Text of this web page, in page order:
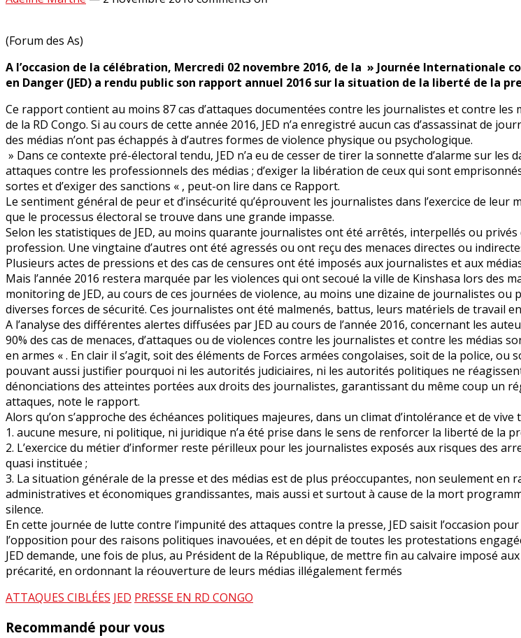
(Forum des As)
A l’occasion de la célébration, Mercredi 02 novembre 2016, de la » Journée
en Danger (JED) a rendu public son rapport annuel 2016 sur la situation de la liberté de la
Ce rapport contient au moins 87 cas d’attaques documentées contre les journalistes et contre les
de la RD Congo. Si au cours de cette année 2016, JED n’a enregistré aucun cas d’assassinat de
des médias n’ont pas échappés à d’autres formes de violence physique ou psychologique.
» Dans ce contexte pré-électoral tendu, JED n’a eu de cesser de tirer la sonnette d’alarme sur
attaques contre les professionnels des médias ; d’exiger la libération de ceux qui sont
sortes et d’exiger des sanctions « , peut-on lire dans ce Rapport.
Le sentiment général de peur et d’insécurité qu’éprouvent les journalistes dans l’exercice de
que le processus électoral se trouve dans une grande impasse.
Selon les statistiques de JED, au moins quarante journalistes ont été arrêtés, interpellés ou
profession. Une vingtaine d’autres ont été agressés ou ont reçu des menaces directes ou
Plusieurs actes de pressions et des cas de censures ont été imposés aux journalistes et aux
Mais l’année 2016 restera marquée par les violences qui ont secoué la ville de Kinshasa lors des
monitoring de JED, au cours de ces journées de violence, au moins une dizaine de journalistes
diverses forces de sécurité. Ces journalistes ont été malmenés, battus, leurs matériels de travail
A l’analyse des différentes alertes diffusées par JED au cours de l’année 2016, concernant les
90% des cas de menaces, d’attaques ou de violences contre les journalistes et contre les
en armes « . En clair il s’agit, soit des éléments de Forces armées congolaises, soit de la police,
pouvant aussi justifier pourquoi ni les autorités judiciaires, ni les autorités politiques ne
dénonciations des atteintes portées aux droits des journalistes, garantissant du même coup un
attaques, note le rapport.
Alors qu’on s’approche des échéances politiques majeures, dans un climat d’intolérance et de
1. aucune mesure, ni politique, ni juridique n’a été prise dans le sens de renforcer la liberté de la
2. L’exercice du métier d’informer reste périlleux pour les journalistes exposés aux risques des
quasi instituée ;
3. La situation générale de la presse et des médias est de plus préoccupantes, non seulement
administratives et économiques grandissantes, mais aussi et surtout à cause de la mort
silence.
En cette journée de lutte contre l’impunité des attaques contre la presse, JED saisit l’occasion
l’opposition pour des raisons politiques inavouées, et en dépit de toutes les protestations
JED demande, une fois de plus, au Président de la République, de mettre fin au calvaire imposé
précarité, en ordonnant la réouverture de leurs médias illégalement fermés
ATTAQUES CIBLÉES JED PRESSE EN RD CONGO
Recommandé pour vous